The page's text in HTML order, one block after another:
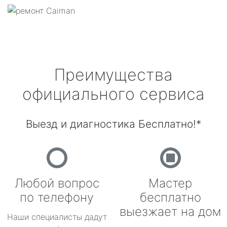
Преимущества
официального сервиса
Выезд и диагностика Бесплатно!*
Любой вопрос
по телефону
Наши специалисты дадут
Мастер
бесплатно
выезжает на дом